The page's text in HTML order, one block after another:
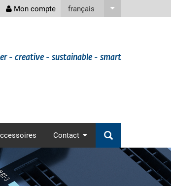
français
Mon compte
- creative - sustainable - smart
Contact